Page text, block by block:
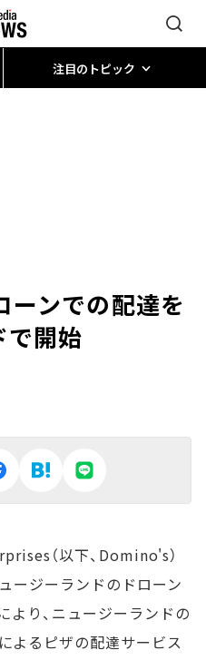
注目のトピック
ーンでの配達を
で開始
（以下、Domino's）
ージーランドのドローン
り、ニュージーランドの
よるピザの配達サービス